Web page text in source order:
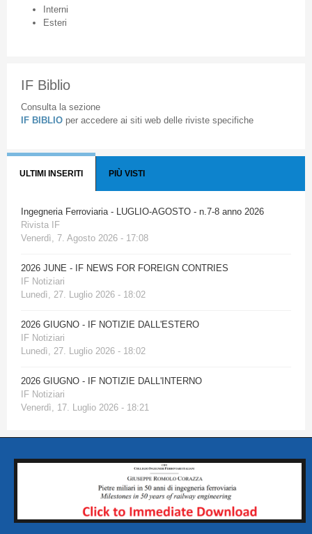
Interni
Esteri
IF Biblio
Consulta la sezione
IF BIBLIO per accedere ai siti web delle riviste specifiche
ULTIMI INSERITI PIÙ VISTI
Ingegneria Ferroviaria - LUGLIO-AGOSTO - n.7-8 anno 2026
Rivista IF
Venerdì, 7. Agosto 2026 - 17:08
2026 JUNE - IF NEWS FOR FOREIGN CONTRIES
IF Notiziari
Lunedì, 27. Luglio 2026 - 18:02
2026 GIUGNO - IF NOTIZIE DALL'ESTERO
IF Notiziari
Lunedì, 27. Luglio 2026 - 18:02
2026 GIUGNO - IF NOTIZIE DALL'INTERNO
IF Notiziari
Venerdì, 17. Luglio 2026 - 18:21